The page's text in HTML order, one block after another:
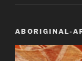
ABORIGINAL-